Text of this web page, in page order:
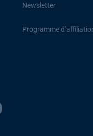
Newsletter
Programme